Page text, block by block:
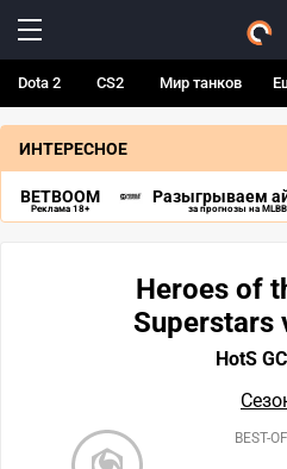
Dota 2 CS2 Мир танков
ИНТЕРЕСНОЕ
BETBOOM
Реклама 18+
Разыгрываем
за прогнозы на MLBB
Heroes of
Superstars
HotS
BEST-